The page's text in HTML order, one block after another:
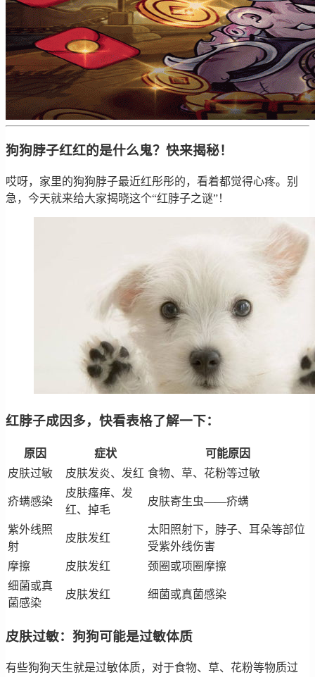
狗狗脖子红红的是什么鬼？快来揭秘！
哎呀，家里的狗狗脖子最近红彤彤的，看着都觉得心疼。别
急，今天就来给大家揭晓这个“红脖子之谜”！
红脖子成因多，快看表格了解一下：
原因 症状
可能原因
皮肤过敏
皮肤发炎、发红 食物、草、花粉等过敏
疥螨感染
皮肤瘙痒、发
红、掉毛
皮肤寄生虫——疥螨
紫外线照
射
皮肤发红
太阳照射下，脖子、耳朵等部位
受紫外线伤害
摩擦
皮肤发红
颈圈或项圈摩擦
细菌或真
菌感染
皮肤发红 细菌或真菌感染
皮肤过敏：狗狗可能是过敏体质
有些狗狗天生就是过敏体质，对于食物、草、花粉等物质过